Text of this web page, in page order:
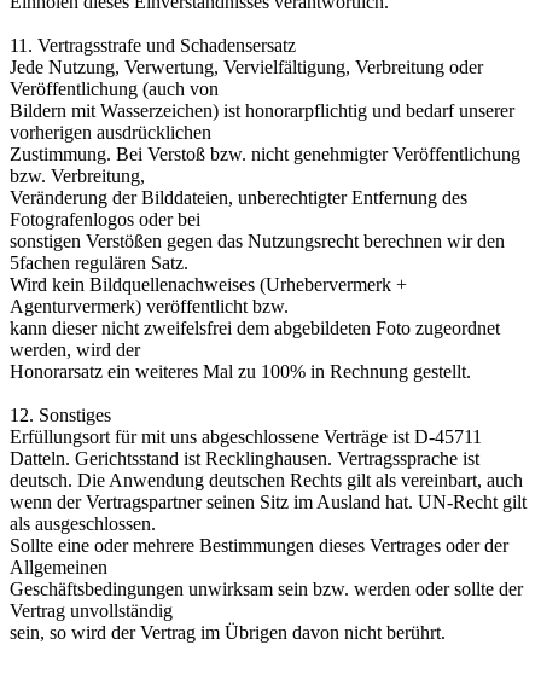
11. Vertragsstrafe und Schadensersatz
Jede Nutzung, Verwertung, Vervielfältigung, Verbreitung oder
Veröffentlichung (auch von
Bildern mit Wasserzeichen) ist honorarpflichtig und bedarf unserer
vorherigen ausdrücklichen
Zustimmung. Bei Verstoß bzw. nicht genehmigter Veröffentlichung
bzw. Verbreitung,
Veränderung der Bilddateien, unberechtigter Entfernung des
Fotografenlogos oder bei
sonstigen Verstößen gegen das Nutzungsrecht berechnen wir den
5fachen regulären Satz.
Wird kein Bildquellenachweises (Urhebervermerk +
Agenturvermerk) veröffentlicht bzw.
kann dieser nicht zweifelsfrei dem abgebildeten Foto zugeordnet
werden, wird der
Honorarsatz ein weiteres Mal zu 100% in Rechnung gestellt.
12. Sonstiges
Erfüllungsort für mit uns abgeschlossene Verträge ist D-45711
Datteln. Gerichtsstand ist Recklinghausen. Vertragssprache ist
deutsch. Die Anwendung deutschen Rechts gilt als vereinbart, auch
wenn der Vertragspartner seinen Sitz im Ausland hat. UN-Recht gilt
als ausgeschlossen.
Sollte eine oder mehrere Bestimmungen dieses Vertrages oder der
Allgemeinen
Geschäftsbedingungen unwirksam sein bzw. werden oder sollte der
Vertrag unvollständig
sein, so wird der Vertrag im Übrigen davon nicht berührt.